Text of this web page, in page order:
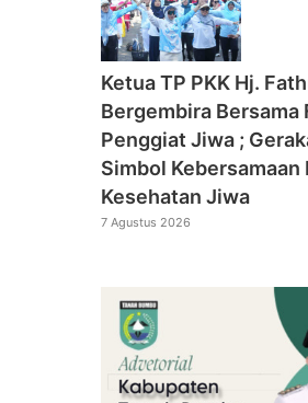
‎Ketua TP PKK Hj.
Bergembira Bersama
Penggiat Jiwa ;
Simbol Kebersamaan
Kesehatan Jiwa
7 Agustus 2026